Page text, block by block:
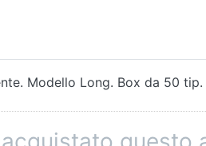
Modello Long. Box da 50 tip.